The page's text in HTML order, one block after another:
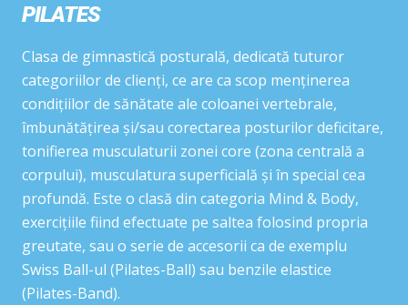
PILATES
Clasa de gimnastică posturală, dedicată tuturor
categoriilor de clienți, ce are ca scop menținerea
condițiilor de sănătate ale coloanei vertebrale,
îmbunătățirea și/sau corectarea posturilor deficitare,
tonifierea musculaturii zonei core (zona centrală a
corpului), musculatura superficială și în special cea
profundă. Este o clasă din categoria Mind & Body,
exercițiile fiind efectuate pe saltea folosind propria
greutate, sau o serie de accesorii ca de exemplu
Swiss Ball-ul (Pilates-Ball) sau benzile elastice
(Pilates-Band).